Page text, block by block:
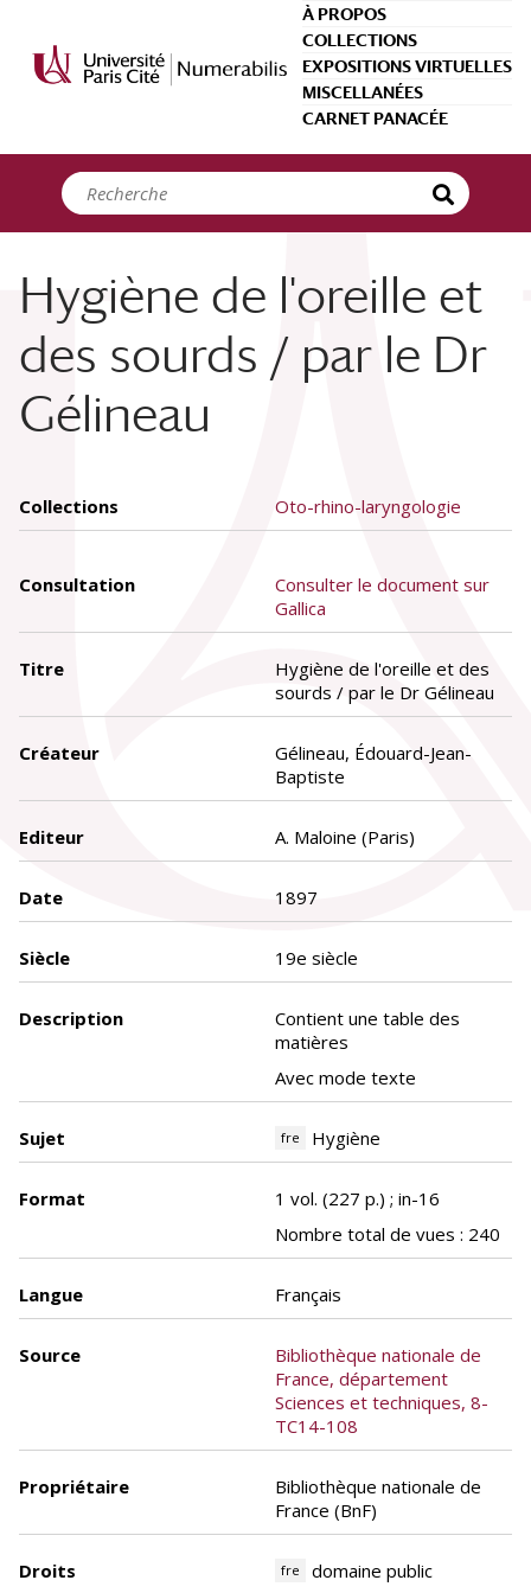
À PROPOS
COLLECTIONS
EXPOSITIONS VIRTUELLES
MISCELLANÉES
CARNET PANACÉE
Hygiène de l'oreille et
des sourds / par le Dr
Gélineau
Collections Oto-rhino-laryngologie
Consultation
Consulter le document sur
Gallica
Titre
Hygiène de l'oreille et des
sourds / par le Dr Gélineau
Créateur
Gélineau, Édouard-Jean-
Baptiste
Editeur A. Maloine (Paris)
Date 1897
Siècle 19e siècle
Description
Contient une table des
matières
Avec mode texte
Sujet fre Hygiène
Format
1 vol. (227 p.) ; in-16
Nombre total de vues : 240
Langue Français
Source
Bibliothèque nationale de
France, département
Sciences et techniques, 8-
TC14-108
Propriétaire
Bibliothèque nationale de
France (BnF)
Droits fre domaine public